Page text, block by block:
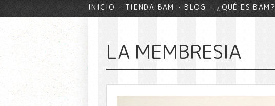
INICIO TIENDA BAM BLOG ¿QUÉ ES BAM?
LA MEMBRESIA